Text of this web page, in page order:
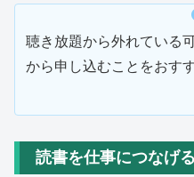
聴き放題から外れている
から申し込むことをおす
読書を仕事につなげ